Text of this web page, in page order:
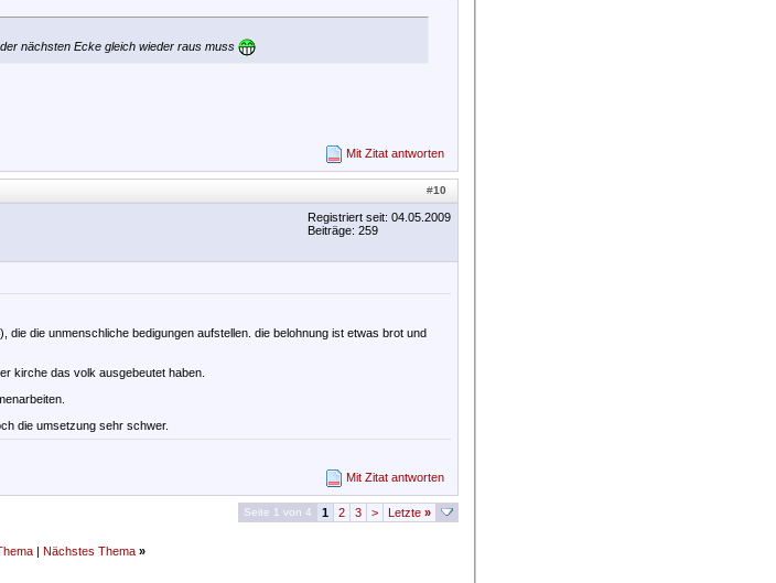
nächsten Ecke gleich wieder raus muss
Mit Zitat antworten
#10
Registriert seit: 04.05.2009
Beiträge: 259
die unmenschliche bedigungen aufstellen. die belohnung ist etwas brot und
kirche das volk ausgebeutet haben.
die umsetzung sehr schwer.
Mit Zitat antworten
Seite 1 von 4 1 2 3 > Letzte »
| Nächstes Thema »